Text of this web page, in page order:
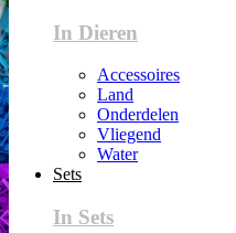
In Dieren
Accessoires
Land
Onderdelen
Vliegend
Water
Sets
In Sets